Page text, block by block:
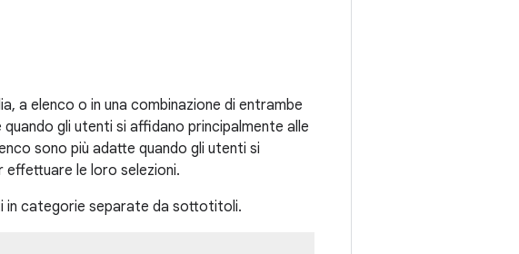
a elenco o in una combinazione di entrambe
gli utenti si affidano principalmente alle
sono più adatte quando gli utenti si
effettuare le loro selezioni.
in categorie separate da sottotitoli.